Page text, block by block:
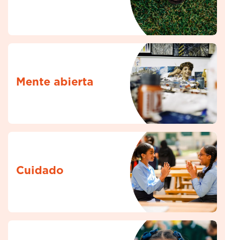
Mente abierta
Cuidado